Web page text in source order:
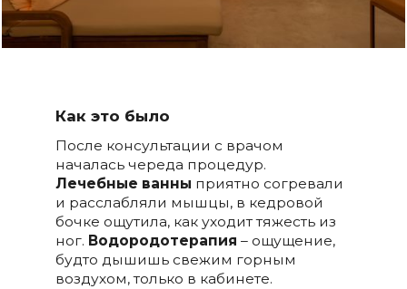
Как это было
После консультации с врачом
началась череда процедур.
Лечебные ванны приятно согревали
и расслабляли мышцы, в кедровой
бочке ощутила, как уходит тяжесть из
ног. Водородотерапия – ощущение,
будто дышишь свежим горным
воздухом, только в кабинете.